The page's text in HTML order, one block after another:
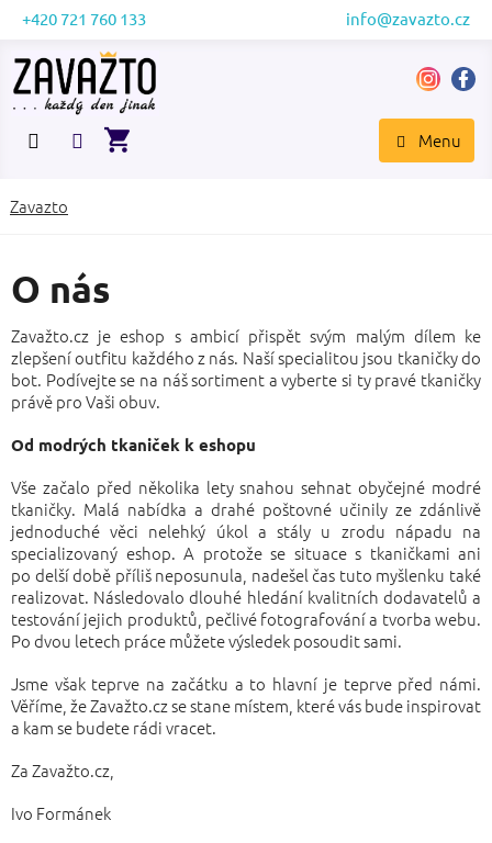
Přejít
obsah
+420 721 760 133 info@zavazto.cz
NÁKUPNÍ
Zavazto
O nás
Zavažto.cz je eshop s ambicí přispět svým malým dílem ke
zlepšení outfitu každého z nás. Naší specialitou jsou tkaničky do
bot. Podívejte se na náš sortiment a vyberte si ty pravé tkaničky
právě pro Vaši obuv.
Od modrých tkaniček k eshopu
Vše začalo před několika lety snahou sehnat obyčejné modré
tkaničky. Malá nabídka a drahé poštovné učinily ze zdánlivě
jednoduché věci nelehký úkol a stály u zrodu nápadu na
specializovaný eshop. A protože se situace s tkaničkami ani
po delší době příliš neposunula, nadešel čas tuto myšlenku také
realizovat. Následovalo dlouhé hledání kvalitních dodavatelů a
testování jejich produktů, pečlivé fotografování a tvorba webu.
Po dvou letech práce můžete výsledek posoudit sami.
Jsme však teprve na začátku a to hlavní je teprve před námi.
Věříme, že Zavažto.cz se stane místem, které vás bude inspirovat
a kam se budete rádi vracet.
Za Zavažto.cz,
Ivo Formánek